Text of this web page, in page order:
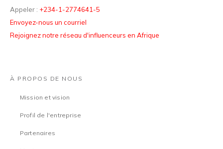
Appeler : +234-1-2774641-5
Envoyez-nous un courriel
Rejoignez notre réseau d'influenceurs en Afrique
À PROPOS DE NOUS
Mission et vision
Profil de l'entreprise
Partenaires